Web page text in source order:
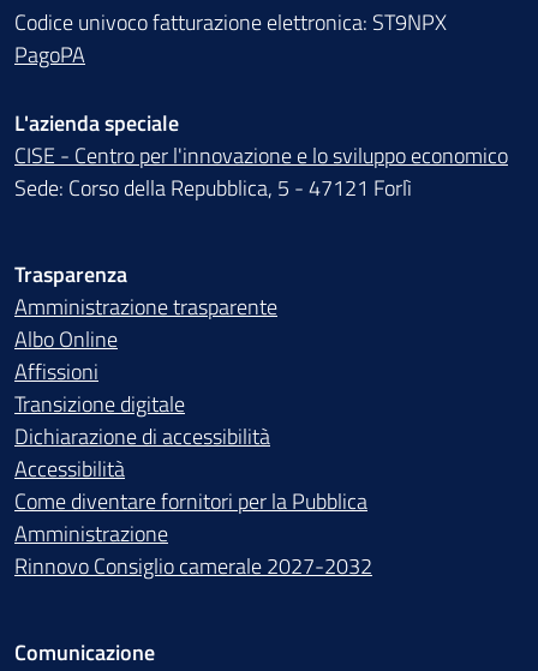
Codice univoco fatturazione elettronica: ST9NPX
PagoPA
L'azienda speciale
CISE - Centro per l'innovazione e lo sviluppo economico
Sede: Corso della Repubblica, 5 - 47121 Forlì
Trasparenza
Amministrazione trasparente
Albo Online
Affissioni
Transizione digitale
Dichiarazione di accessibilità
Accessibilità
Come diventare fornitori per la Pubblica
Amministrazione
Rinnovo Consiglio camerale 2027-2032
Comunicazione